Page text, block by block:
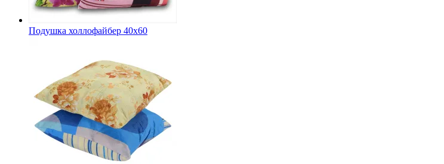
Подушка холлофайбер 40х60